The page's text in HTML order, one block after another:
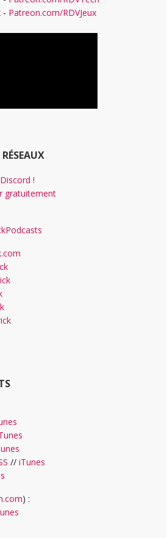
- Patreon.com/RDVJeux
!
gratuitement
// iTunes
) :